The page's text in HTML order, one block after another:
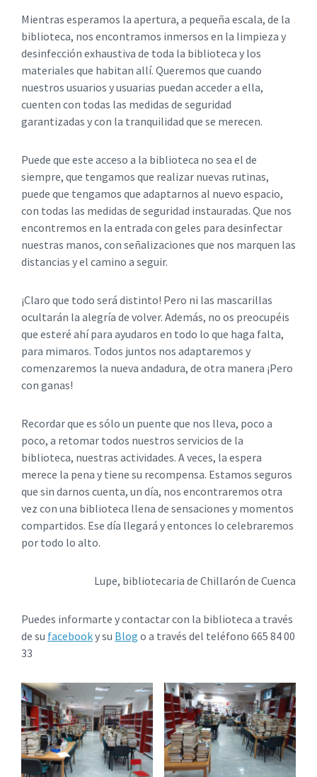
Mientras esperamos la apertura, a pequeña escala, de la
biblioteca, nos encontramos inmersos en la limpieza y
desinfección exhaustiva de toda la biblioteca y los
materiales que habitan allí. Queremos que cuando
nuestros usuarios y usuarias puedan acceder a ella,
cuenten con todas las medidas de seguridad
garantizadas y con la tranquilidad que se merecen.
Puede que este acceso a la biblioteca no sea el de
siempre, que tengamos que realizar nuevas rutinas,
puede que tengamos que adaptarnos al nuevo espacio,
con todas las medidas de seguridad instauradas. Que nos
encontremos en la entrada con geles para desinfectar
nuestras manos, con señalizaciones que nos marquen las
distancias y el camino a seguir.
¡Claro que todo será distinto! Pero ni las mascarillas
ocultarán la alegría de volver. Además, no os preocupéis
que esteré ahí para ayudaros en todo lo que haga falta,
para mimaros. Todos juntos nos adaptaremos y
comenzaremos la nueva andadura, de otra manera ¡Pero
con ganas!
Recordar que es sólo un puente que nos lleva, poco a
poco, a retomar todos nuestros servicios de la
biblioteca, nuestras actividades. A veces, la espera
merece la pena y tiene su recompensa. Estamos seguros
que sin darnos cuenta, un día, nos encontraremos otra
vez con una biblioteca llena de sensaciones y momentos
compartidos. Ese día llegará y entonces lo celebraremos
por todo lo alto.
Lupe, bibliotecaria de Chillarón de Cuenca
Puedes informarte y contactar con la biblioteca a través
de su facebooky su Blog o a través del teléfono 665 84 00
33